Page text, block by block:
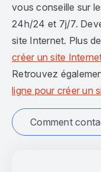
vous conseille sur
24h/24 et 7j/7.
site Internet. Plus de
créer un site
Retrouvez
ligne pour créer un
Comment